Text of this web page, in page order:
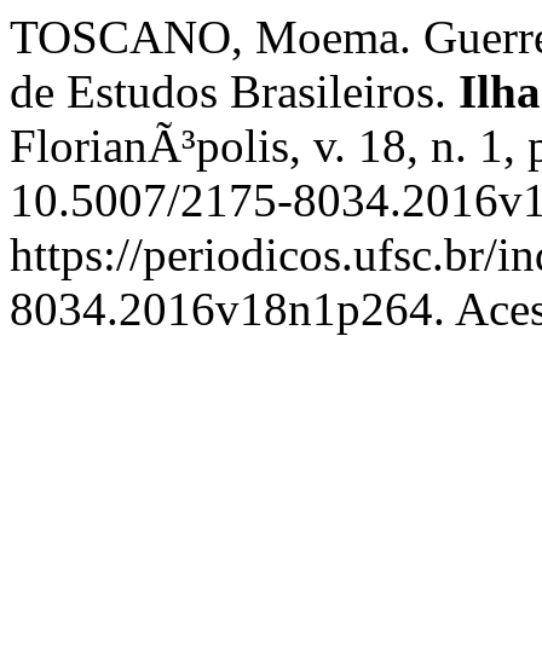
TOSCANO, Moema.
de Estudos Brasileiros.
FlorianÃ³polis, v. 18, n. 1,
10.5007/2175-
https://periodicos.ufsc.br/
8034.2016v18n1p264.